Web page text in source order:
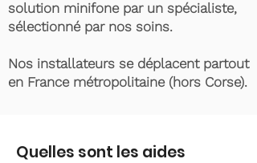
solution minifone par un spécialiste,
sélectionné par nos soins.
Nos installateurs se déplacent partout
en France métropolitaine (hors Corse).
Quelles sont les aides